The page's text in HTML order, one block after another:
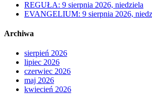
REGUŁA: 9 sierpnia 2026, niedziela
EVANGELIUM: 9 sierpnia 2026,
Archiwa
sierpień 2026
lipiec 2026
czerwiec 2026
maj 2026
kwiecień 2026